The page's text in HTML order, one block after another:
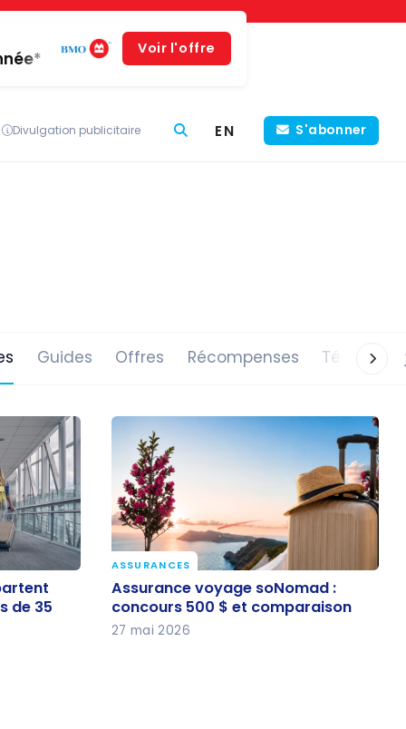
Voir l'offre
Divulgation publicitaire EN S'abonner
Guides Offres Récompenses
de 35
de 35
Assurance voyage soNomad :
concours 500 $ et comparaison
ASSURANCES
Assurance voyage soNomad :
concours 500 $ et comparaison
27 mai 2026